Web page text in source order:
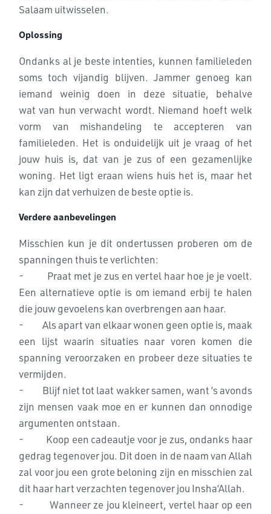
Salaam uitwisselen.
Oplossing
Ondanks al je beste intenties, kunnen familieleden
soms toch vijandig blijven. Jammer genoeg kan
iemand weinig doen in deze situatie, behalve
watvan hun verwacht wordt. Niemand hoeft welk
vorm van mishandeling te accepteren van
familieleden. Het is onduidelijk uit je vraag of het
jouw huis is, dat van je zus of een gezamenlijke
woning. Het ligt eraan wiens huis het is, maar het
kan zijn dat verhuizen de beste optie is.
Verdere aanbevelingen
Misschien kun je dit ondertussen proberen om de
spanningen thuis teverlichten:
- Praat met je zus en vertel haar hoe je je voelt.
Een alternatieve optie is om iemand erbij te halen
die jouw gevoelens kan overbrengen aan haar.
- Als apart van elkaar wonen geen optie is, maak
een lijst waarin situaties naar voren komen die
spanning veroorzaken en probeer deze situaties te
vermijden.
- Blijf niet tot laat wakker samen, want ’s avonds
zijn mensen vaak moe en er kunnen dan onnodige
argumenten ontstaan.
- Koop een cadeautje voor je zus, ondanks haar
gedrag tegenoverjou. Dit doen in de naam van Allah
zal voor jou een grote beloning zijn en misschien zal
dit haar hart verzachten tegenover jou Insha’Allah.
- Wanneer ze jou kleineert, vertel haar op een